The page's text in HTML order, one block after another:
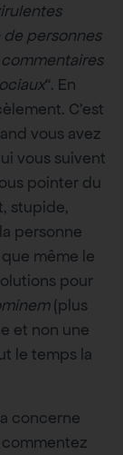
personnes
“. En
C’est
vous avez
vous suivent
pointer du
stupide,
personne
même le
pour
(plus
et non une
le temps la
concerne